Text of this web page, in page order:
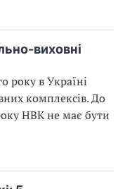
виховні
року в Україні
комплексів. До
НВК не має бути